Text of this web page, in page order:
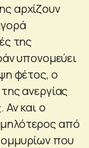
αρχίζουν
της
υπονομεύει
φέτος, ο
ανεργίας
και ο
από
που